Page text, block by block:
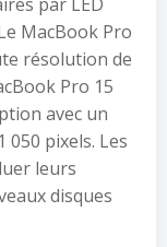
MacBook Pro
résolution de
Pro 15
avec un
050 pixels. Les
leurs
disques